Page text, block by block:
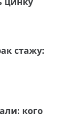
стажу:
кого